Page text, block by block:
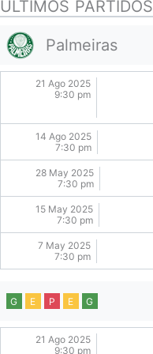
ULTIMOS PARTIDOS
Palmeiras
21 Ago 2025
9:30 pm
14 Ago 2025
7:30 pm
28 May 2025
7:30 pm
15 May 2025
7:30 pm
7 May 2025
7:30 pm
G E P E G
21 Ago 2025
9:30 pm